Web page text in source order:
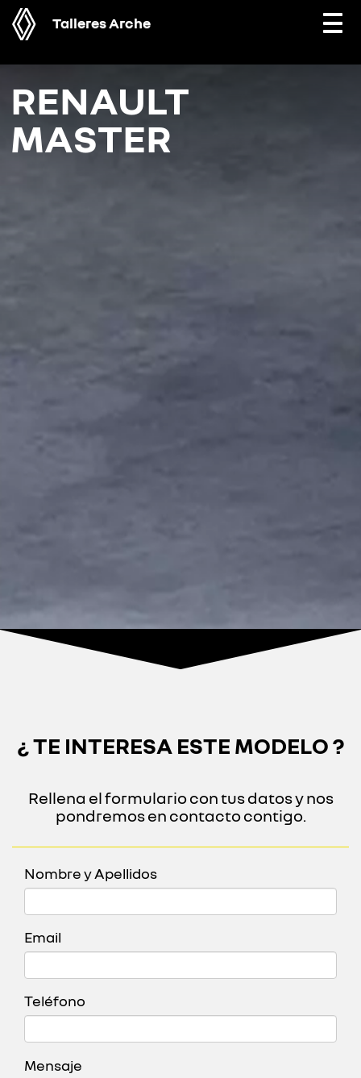
Talleres Arche
RENAULT
MASTER
¿ TE INTERESA ESTE MODELO ?
Rellena el formulario con tus datos y nos
pondremos en contacto contigo.
Nombre y Apellidos
Email
Teléfono
Mensaje